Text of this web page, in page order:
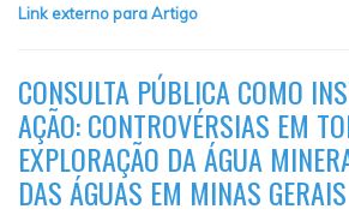
Link externo para Artigo
CONSULTA PÚBLICA COMO
AÇÃO: CONTROVÉRSIAS EM
EXPLORAÇÃO DA ÁGUA
DAS ÁGUAS EM MINAS GERAIS